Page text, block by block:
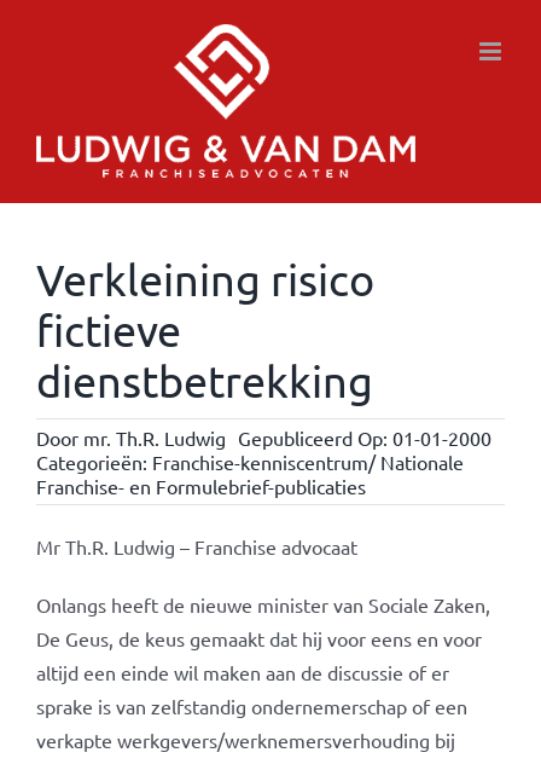
Verkleining risico
fictieve
dienstbetrekking
Door mr. Th.R. Ludwig Gepubliceerd Op: 01-01-2000
Categorieën: Franchise-kenniscentrum/ Nationale
Franchise- en Formulebrief-publicaties
Mr Th.R. Ludwig – Franchise advocaat
Onlangs heeft de nieuwe minister van Sociale Zaken,
De Geus, de keus gemaakt dat hij voor eens en voor
altijd een einde wil maken aan de discussie of er
sprake is van zelfstandig ondernemerschap of een
verkapte werkgevers/werknemersverhouding bij